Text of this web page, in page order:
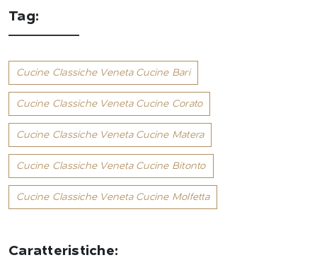
Tag:
Cucine Classiche Veneta Cucine Bari
Cucine Classiche Veneta Cucine Corato
Cucine Classiche Veneta Cucine Matera
Cucine Classiche Veneta Cucine Bitonto
Cucine Classiche Veneta Cucine Molfetta
Caratteristiche: